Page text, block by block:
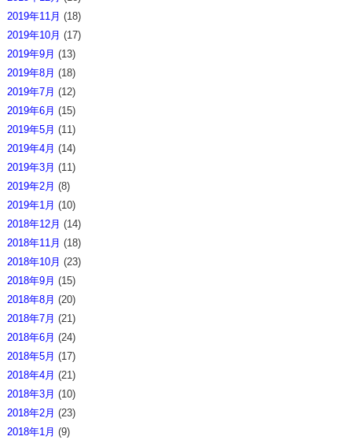
2019年11月 (18)
2019年10月 (17)
2019年9月 (13)
2019年8月 (18)
2019年7月 (12)
2019年6月 (15)
2019年5月 (11)
2019年4月 (14)
2019年3月 (11)
2019年2月 (8)
2019年1月 (10)
2018年12月 (14)
2018年11月 (18)
2018年10月 (23)
2018年9月 (15)
2018年8月 (20)
2018年7月 (21)
2018年6月 (24)
2018年5月 (17)
2018年4月 (21)
2018年3月 (10)
2018年2月 (23)
2018年1月 (9)